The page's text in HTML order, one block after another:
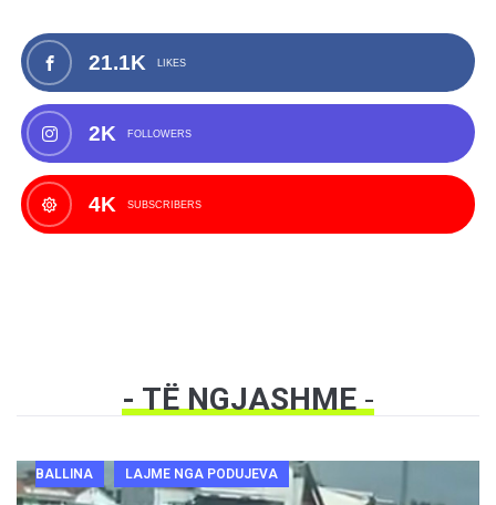
21.1K LIKES
2K FOLLOWERS
4K SUBSCRIBERS
- TË NGJASHME-
BALLINA LAJME NGA PODUJEVA